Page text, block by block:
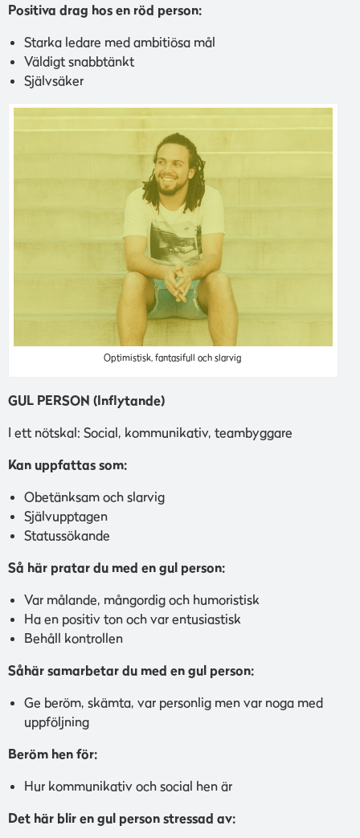
Positiva drag hos en röd person:
Starka ledare med ambitiösa mål
Väldigt snabbtänkt
Självsäker
Optimistisk, fantasifull och slarvig
GUL PERSON (Inflytande)
I ett nötskal: Social, kommunikativ, teambyggare
Kan uppfattas som:
Obetänksam och slarvig
Självupptagen
Statussökande
Så här pratar du med en gul person:
Var målande, mångordig och humoristisk
Ha en positiv ton och var entusiastisk
Behåll kontrollen
Såhär samarbetar du med en gul person:
Ge beröm, skämta, var personlig men var noga med
uppföljning
Beröm hen för:
Hur kommunikativ och social hen är
Det här blir en gul person stressad av: